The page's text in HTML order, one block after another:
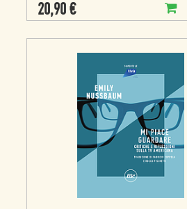
20,90 €